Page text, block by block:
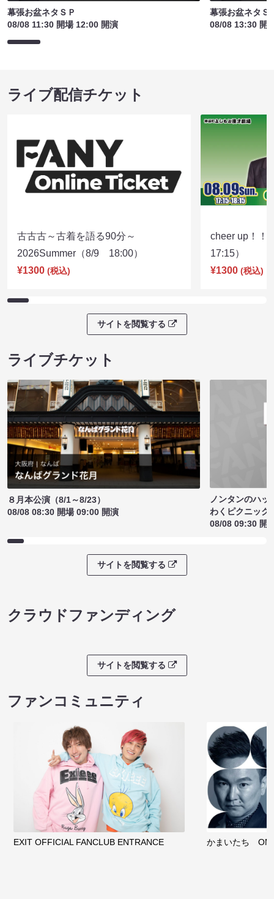
幕張お盆ネタＳＰ
08/08 11:30 開場 12:00 開演
幕張お盆ネタＳ
08/08 13:30 開
ライブ配信チケット
古古古～古着を語る90分～
2026Summer（8/9 18:00）
¥1300 (税込)
cheer up！
17:15）
¥1300 (税込)
サイトを閲覧する
ライブチケット
８月本公演（8/1～8/23）
08/08 08:30 開場 09:00 開演
ノンタンのハッ
わくピクニック
08/08 09:30 開
サイトを閲覧する
クラウドファンディング
サイトを閲覧する
ファンコミュニティ
EXIT OFFICIAL FANCLUB ENTRANCE かまいたち